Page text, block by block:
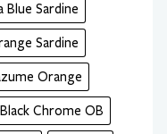
Blue Sardine
Sardine
Orange
Black Chrome OB